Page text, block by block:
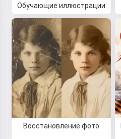
Обучающие иллюстрации
Восстановление фото